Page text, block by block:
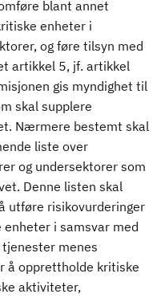
blant annet
enheter i
og føre tilsyn med
artikkel 5, jf. artikkel
gis myndighet til
skal supplere
Nærmere bestemt skal
liste over
og undersektorer som
Denne listen skal
utføre risikovurderinger
i samsvar med
menes
å opprettholde kritiske
aktiviteter,